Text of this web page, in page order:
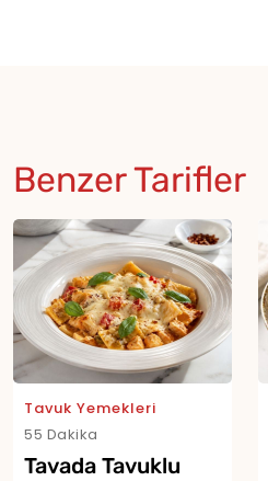
Benzer Tarifler
Tavuk Yemekleri
55 Dakika
Tavada Tavuklu